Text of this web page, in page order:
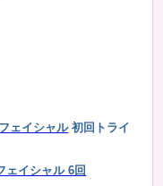
ェイシャル 初回トライ
ェイシャル 6回